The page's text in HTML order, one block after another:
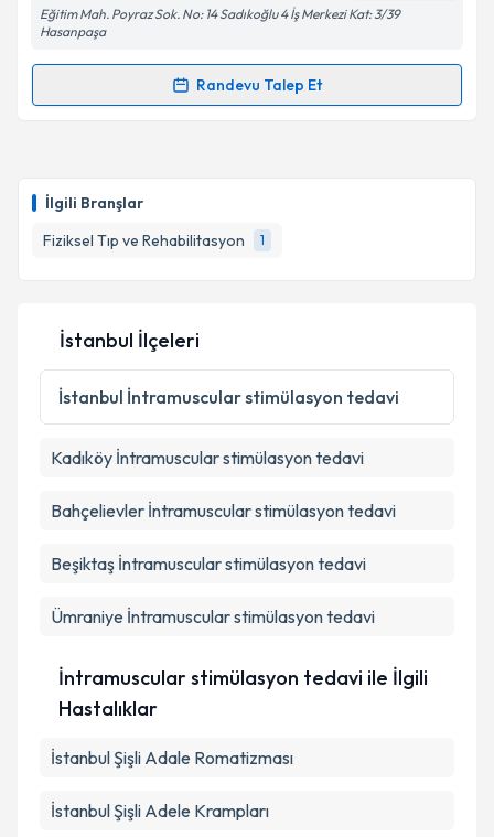
İlgili Branşlar
Fiziksel Tıp ve Rehabilitasyon
1
Metni'ni okudum ve kişisel verilerimin belirtilen
kapsamda işlenmesini kabul ediyorum.
Eğitim Mah. Poyraz Sok. No: 14 Sadıkoğlu 4 İş Merkezi Kat: 3/39
Hasanpaşa
Randevu Talep Et
Randevu Takvimi Talebi
takvim hazırlandığında e-posta ile bilgilendireceğiz.
Kişisel verilerimin işlenmesine ilişkinAydınlatma
Metni'ni okudum ve kişisel verilerimin belirtilen
kapsamda işlenmesini kabul ediyorum.
İstanbul İlçeleri
İstanbul İntramuscular stimülasyon tedavi
Kadıköy İntramuscular stimülasyon tedavi
Bahçelievler İntramuscular stimülasyon tedavi
Beşiktaş İntramuscular stimülasyon tedavi
Ümraniye İntramuscular stimülasyon tedavi
İntramuscular stimülasyon tedavi ile İlgili
Hastalıklar
İstanbul Şişli Adale Romatizması
İstanbul Şişli Adele Krampları